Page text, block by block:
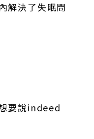
解決了失眠問
要說indeed